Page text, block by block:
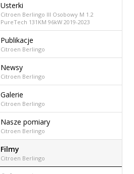
Usterki
Citroen Berlingo III Osobowy M 1.2
PureTech 131KM 96kW 2019-2023
Publikacje
Citroen Berlingo
Newsy
Citroen Berlingo
Galerie
Citroen Berlingo
Nasze pomiary
Citroen Berlingo
Filmy
Citroen Berlingo